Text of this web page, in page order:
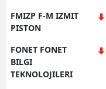
FMIZP F-M IZMIT
PISTON
FONET FONET
BILGI
TEKNOLOJILERI